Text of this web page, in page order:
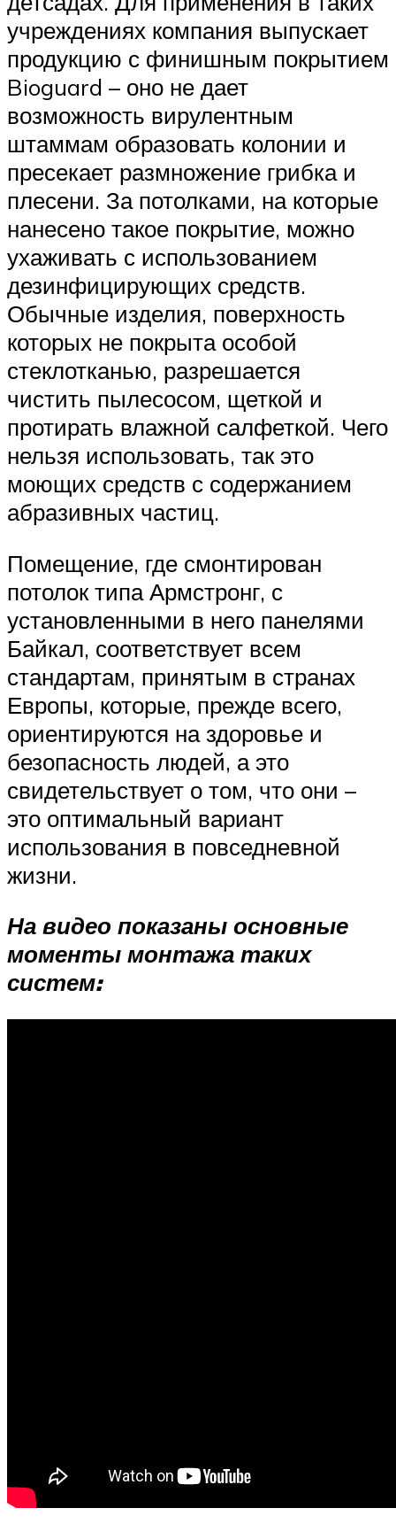
учреждениях компания выпускает
продукцию с финишным покрытием
Bioguard – оно не дает
возможность вирулентным
штаммам образовать колонии и
пресекает размножение грибка и
плесени. За потолками, на которые
нанесено такое покрытие, можно
ухаживать с использованием
дезинфицирующих средств.
Обычные изделия, поверхность
которых не покрыта особой
стеклотканью, разрешается
чистить пылесосом, щеткой и
протирать влажной салфеткой. Чего
нельзя использовать, так это
моющих средств с содержанием
абразивных частиц.
Помещение, где смонтирован
потолок типа Армстронг, с
установленными в него панелями
Байкал, соответствует всем
стандартам, принятым в странах
Европы, которые, прежде всего,
ориентируются на здоровье и
безопасность людей, а это
свидетельствует о том, что они –
это оптимальный вариант
использования в повседневной
жизни.
На видео показаны основные
моменты монтажа таких
систем: